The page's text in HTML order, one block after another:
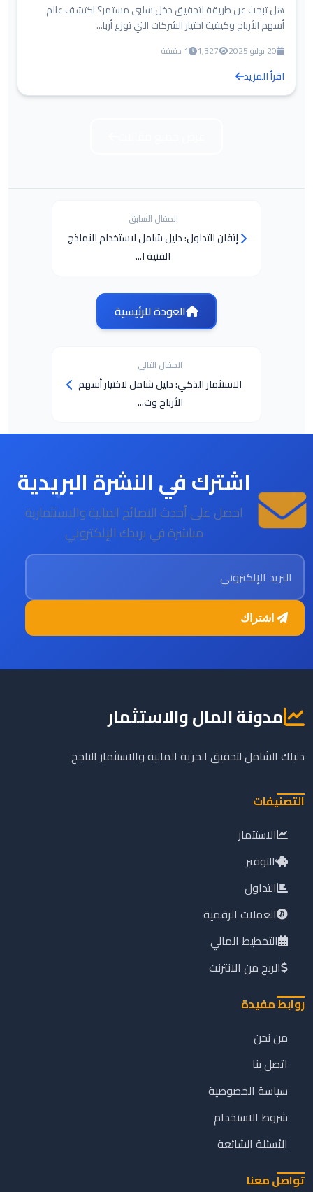
هل تبحث عن طريقة لتحقيق دخل سلبي مستمر؟ اكتشف عالم
أسهم الأرباح وكيفية اختيار الشركات التي توزع أربا...
20 يوليو 2025 1,327 1 دقيقة
اقرأ المزيد
المقال السابق
إتقان التداول: دليل شامل لاستخدام النماذج
الفنية ا...
العودة للرئيسية
المقال التالي
الاستثمار الذكي: دليل شامل لاختيار أسهم
الأرباح وت...
اشترك في النشرة البريدية
احصل على أحدث النصائح المالية والاستثمارية
مباشرة في بريدك الإلكتروني
البريد الإلكتروني
مدونة المال والاستثمار
دليلك الشامل لتحقيق الحرية المالية والاستثمار الناجح
التصنيفات
الاستثمار
التوفير
التداول
العملات الرقمية
التخطيط المالي
الربح من الانترنت
روابط مفيدة
من نحن
اتصل بنا
سياسة الخصوصية
شروط الاستخدام
الأسئلة الشائعة
تواصل معنا